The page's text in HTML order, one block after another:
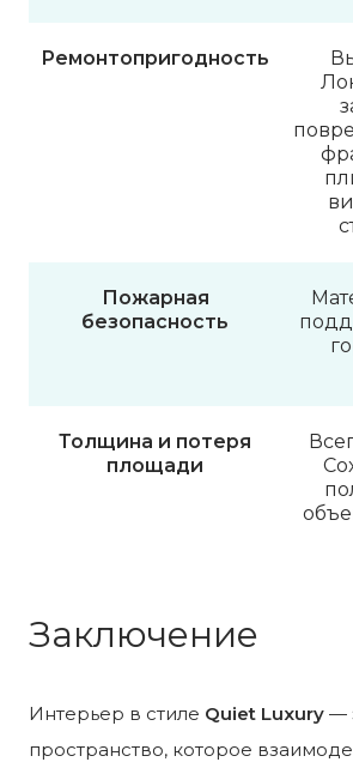
Ремонтопригодность
Пожарная
безопасность
Толщина и потеря
площади
Заключение
Интерьер в стиле Quiet Luxury —
пространство, которое